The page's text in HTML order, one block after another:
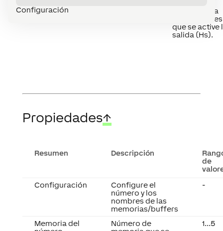
Configuración
temperatura
máxima
que se active
salida (Hs).
Propiedades↑
Resumen Descripción
de
Configuración
Configure el
número y los
nombres de las
memorias/buffers
-
Memoria del
Número de
1...5